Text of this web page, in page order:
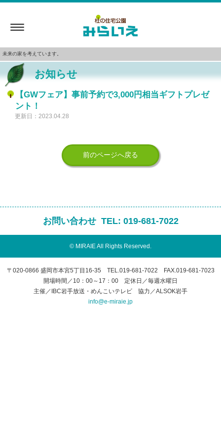
Toggle
未来の家を考えています。
お知らせ
【GWフェア】事前予約で3,000円相当ギフトプレゼ
ント！
更新日：2023.04.28
前のページへ戻る
お問い合わせ TEL: 019-681-7022
© MIRAIE All Rights Reserved.
〒020-0866 盛岡市本宮5丁目16-35 TEL.019-681-7022 FAX.019-681-7023
開場時間／10：00～17：00 定休日／毎週水曜日
主催／IBC岩手放送・めんこいテレビ 協力／ALSOK岩手
info@e-miraie.jp